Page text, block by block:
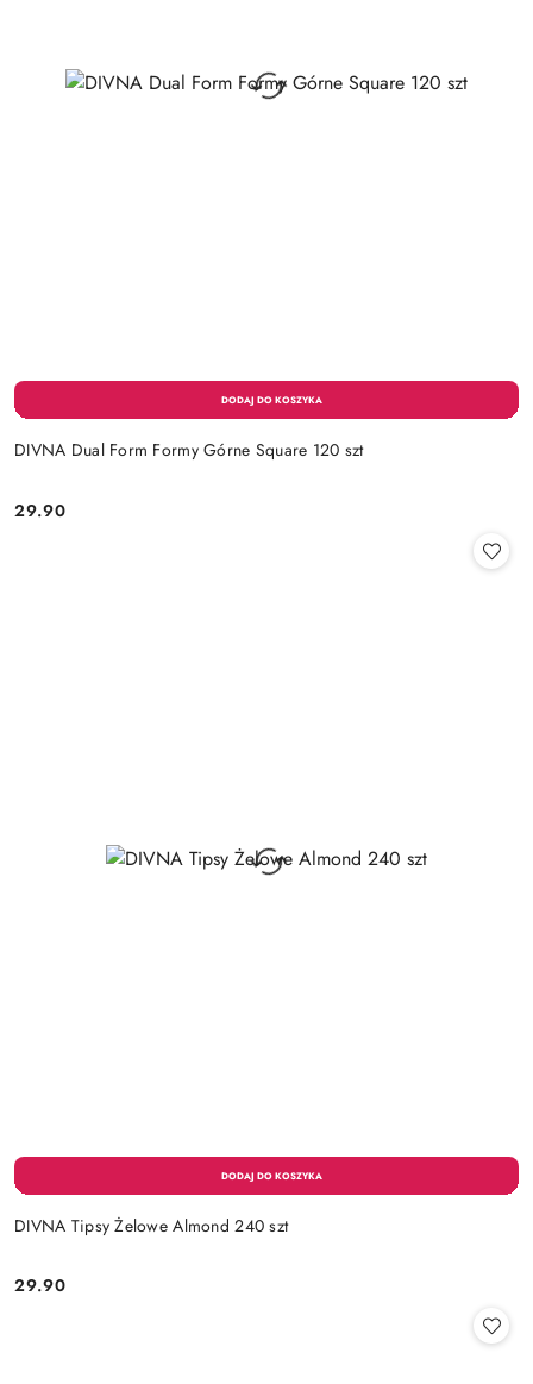
DIVNA Dual Form Formy Górne Square 120 szt
Cena:
29.90
DIVNA Tipsy Żelowe Almond 240 szt
Cena:
29.90